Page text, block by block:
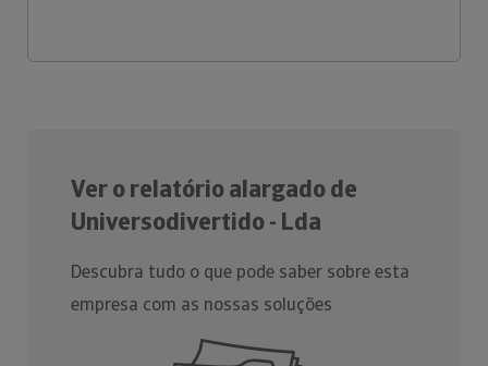
Ver o relatório alargado de
Universodivertido - Lda
Descubra tudo o que pode saber sobre esta
empresa com as nossas soluções